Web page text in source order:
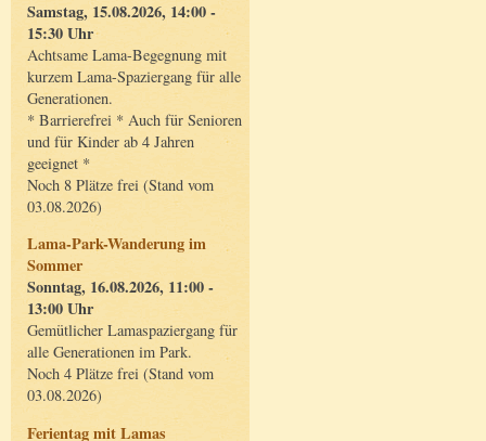
Samstag, 15.08.2026, 14:00 -
15:30 Uhr
Achtsame Lama-Begegnung mit
kurzem Lama-Spaziergang für alle
Generationen.
* Barrierefrei * Auch für Senioren
und für Kinder ab 4 Jahren
geeignet *
Noch 8 Plätze frei (Stand vom
03.08.2026)
Lama-Park-Wanderung im
Sommer
Sonntag, 16.08.2026, 11:00 -
13:00 Uhr
Gemütlicher Lamaspaziergang für
alle Generationen im Park.
Noch 4 Plätze frei (Stand vom
03.08.2026)
Ferientag mit Lamas